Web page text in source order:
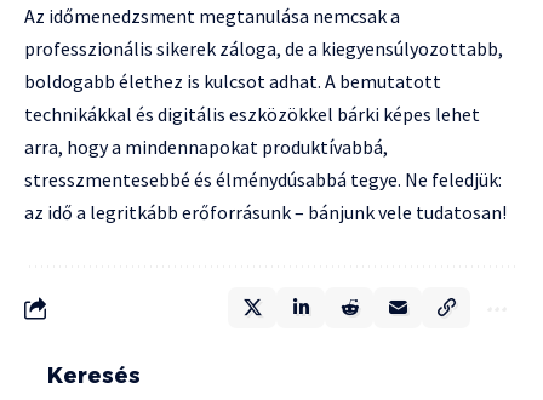
Az időmenedzsment megtanulása nemcsak a
professzionális sikerek záloga, de a kiegyensúlyozottabb,
boldogabb élethez is kulcsot adhat. A bemutatott
technikákkal és digitális eszközökkel bárki képes lehet
arra, hogy a mindennapokat produktívabbá,
stresszmentesebbé és élménydúsabbá tegye. Ne feledjük:
az idő a legritkább erőforrásunk – bánjunk vele tudatosan!
Keresés